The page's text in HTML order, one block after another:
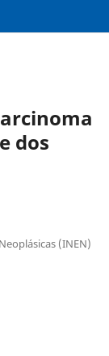
dos
(INEN)